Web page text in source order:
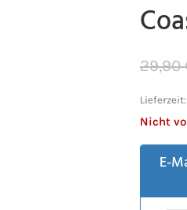
29,90
Lieferzeit:
Nicht
E-